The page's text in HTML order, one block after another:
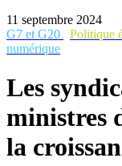
11 septembre 2024
G7 et G20
Politique
numérique
Les
ministres
la